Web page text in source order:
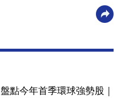
盤點今年首季環球強勢股｜